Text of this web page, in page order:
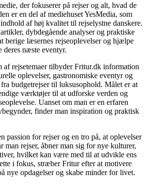
der fokuserer på rejser og alt, hvad de
er en del af mediehuset YesMedia, som
af høj kvalitet til rejselystne danskere.
dybdegående analyser og praktiske
berige læsernes rejseoplevelser og hjælpe
deres næste eventyr.
af rejsetemaer tilbyder Fritur.dk information
oplevelser, gastronomiske eventyr og
budgetrejser til luksusophold. Målet er at
værktøjer til at udforske verden og
Uanset om man er en erfaren
finder man inspiration og praktisk
passion for rejser og en tro på, at oplevelser
man rejser, åbner man sig for nye kulturer,
hvilket kan være med til at udvikle ens
i fokus, stræber Fritur efter at motivere
nye opdagelser og skabe minder for livet.